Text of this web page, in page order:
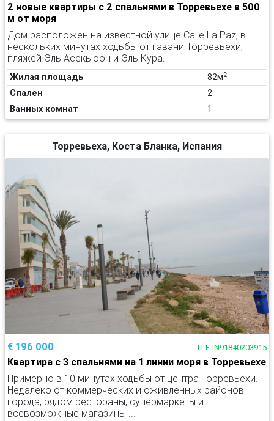
2 новые квартиры с 2 спальнями в Торревьехе в 500
м от моря
Дом расположен на известной улице Calle La Paz, в
нескольких минутах ходьбы от гавани Торревьехи,
пляжей Эль Асекьюон и Эль Кура.
Жилая площадь 82м2
Спален
2
Ванных комнат
1
Торревьеха, Коста Бланка, Испания
€ 196 000 TLF-IN91840203915
Квартира с 3 спальнями на 1 линии моря в Торревьехе
Примерно в 10 минутах ходьбы от центра Торревьехи.
Недалеко от коммерческих и оживленных районов
города, рядом рестораны, супермаркеты и
всевозможные магазины ...